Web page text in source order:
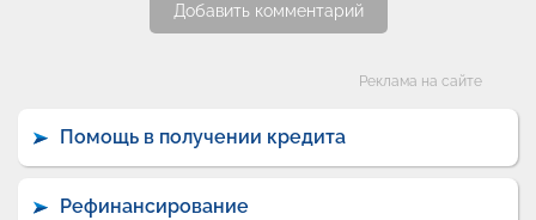
Добавить комментарий
Реклама на сайте
Помощь в получении кредита
Рефинансирование